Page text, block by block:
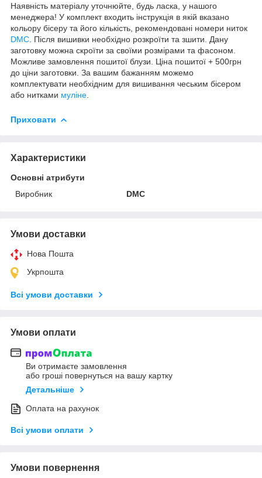
Наявність матеріалу уточнюйте, будь ласка, у нашого
менеджера! У комплект входить інструкція в якій вказано
кольору бісеру та його кількість, рекомендовані номери ниток
DMC . Після вишивки необхідно розкроїти та зшити. Дану
заготовку можна скроїти за своїми розмірами та фасоном.
Можливе замовлення пошитої блузи. Ціна пошитої + 500грн
до ціни заготовки. За вашим бажанням можемо
комплектувати необхідним для вишивання чеським бісером
або нитками муліне
Приховати
Характеристики
Основні атрибути
Виробник
DMC
Умови доставки
Нова Пошта
Укрпошта
Всі умови доставки
Умови оплати
Ви отримаєте замовлення
або гроші повернуться на вашу картку
Детальніше
Оплата на рахунок
Всі умови оплати
Умови повернення